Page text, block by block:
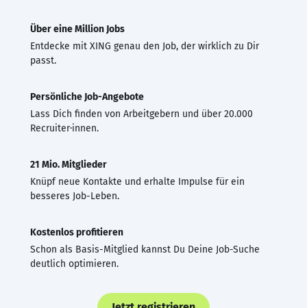
Über eine Million Jobs
Entdecke mit XING genau den Job, der wirklich zu Dir
passt.
Persönliche Job-Angebote
Lass Dich finden von Arbeitgebern und über 20.000
Recruiter·innen.
21 Mio. Mitglieder
Knüpf neue Kontakte und erhalte Impulse für ein
besseres Job-Leben.
Kostenlos profitieren
Schon als Basis-Mitglied kannst Du Deine Job-Suche
deutlich optimieren.